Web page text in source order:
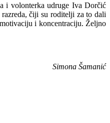
i volonterka udruge Iva Dorčić
čiji su roditelji za to dali
i koncentraciju. Željno
Simona Šamanić